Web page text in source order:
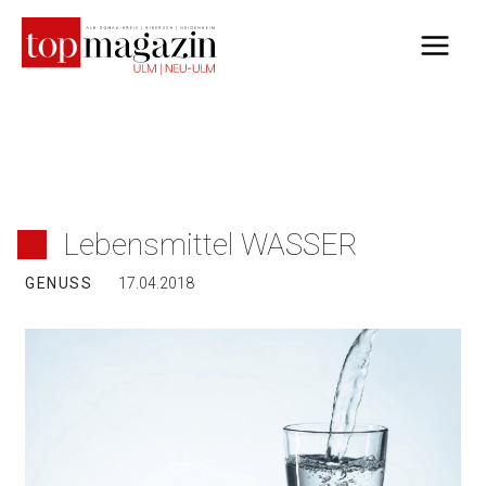
Inhalt
springen
Lebensmittel WASSER
GENUSS 17.04.2018